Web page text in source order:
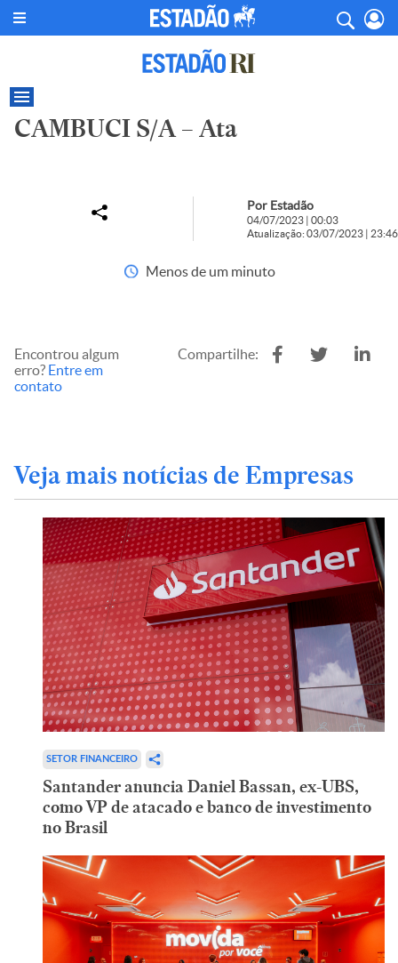
CAMBUCI S/A – Ata
Por Estadão
04/07/2023 | 00:03
Atualização: 03/07/2023 | 23:46
Menos de um minuto
Encontrou algum
erro? Entre em
contato
Compartilhe:
Veja mais notícias de Empresas
SETOR FINANCEIRO
Santander anuncia Daniel Bassan, ex-UBS,
como VP de atacado e banco de investimento
no Brasil